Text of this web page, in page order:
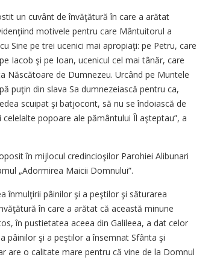
un cuvânt de învăţătură în care a arătat
motivele pentru care Mântuitorul a
Sine pe trei ucenici mai apropiaţi: pe Petru, care
Iacob şi pe Ioan, ucenicul cel mai tânăr, care
Născătoare de Dumnezeu. Urcând pe Muntele
puţin din slava Sa dumnezeiască pentru ca,
scuipat şi batjocorit, să nu se îndoiască de
popoare ale pământului Îl aşteptau”, a
în mijlocul credincioşilor Parohiei Alibunari
„Adormirea Maicii Domnului”.
înmulţirii pâinilor şi a peştilor şi săturarea
în care a arătat că această minune
în pustietatea aceea din Galileea, a dat celor
pâinilor şi a peştilor a însemnat Sfânta şi
are o calitate mare pentru că vine de la Domnul